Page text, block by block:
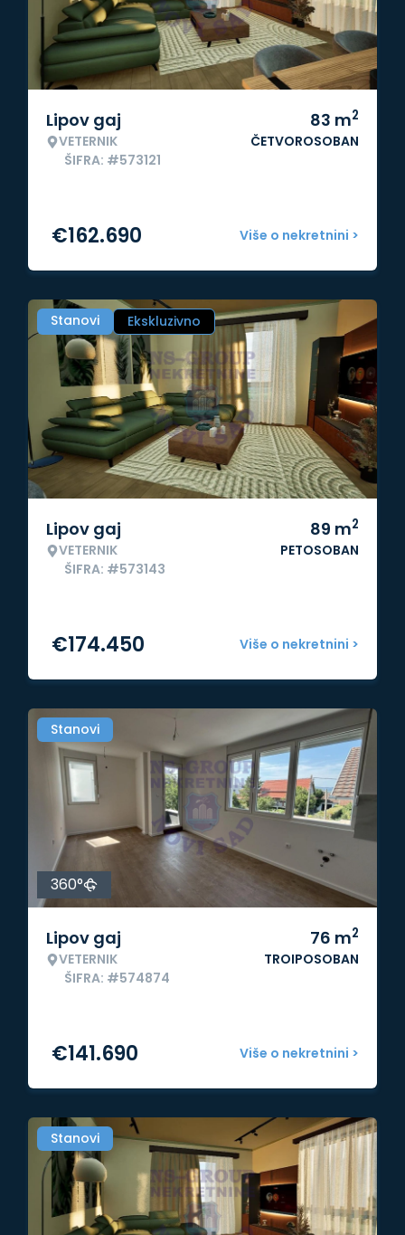
Lipov gaj
VETERNIK
ŠIFRA: #573121
83 m2
ČETVOROSOBAN
Više o nekretnini >
€162.690
Stanovi Ekskluzivno
Lipov gaj
VETERNIK
ŠIFRA: #573143
89 m2
PETOSOBAN
Više o nekretnini >
€174.450
Stanovi
360°
Lipov gaj
VETERNIK
ŠIFRA: #574874
76 m2
TROIPOSOBAN
Više o nekretnini >
€141.690
Stanovi